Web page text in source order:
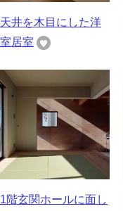
天井を木目にした洋
室居室
1階玄関ホールに面し